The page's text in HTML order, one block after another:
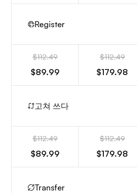
Register
$112.49
$89.99
$112.49
$179.98
고쳐 쓰다
$112.49
$89.99
$112.49
$179.98
Transfer